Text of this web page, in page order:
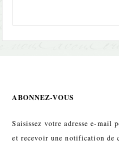
ABONNEZ-VOUS
Saisissez votre adresse e-mail
et recevoir une notification de